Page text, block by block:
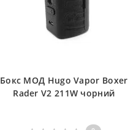
Бокс МОД Hugo Vapor Boxer
Rader V2 211W чорний